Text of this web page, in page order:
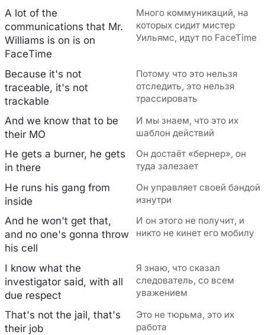
A lot of the
communications that Mr.
Williams is on is on
FacеTime
Много коммуникаций, на
которых сидит мистер
Уильямс, идут по FaceTime
Because it's not
traceable, it's not
trackable
Потому что это нельзя
отследить, это нельзя
трассировать
And we know that to be
their MO
И мы знаем, что это их
шаблон действий
He gets a burner, he gets
in there
Он достаёт «бернер», он
туда залезает
He runs his gang from
inside
Он управляет своей бандой
изнутри
And he won't get that,
and no one's gonna throw
his cell
И он этого не получит, и
никто не кинет его мобилу
I know what the
investigator said, with all
due respect
Я знаю, что сказал
следователь, со всем
уважением
That's not the jail, that's
their job
Это не тюрьма, это их
работа